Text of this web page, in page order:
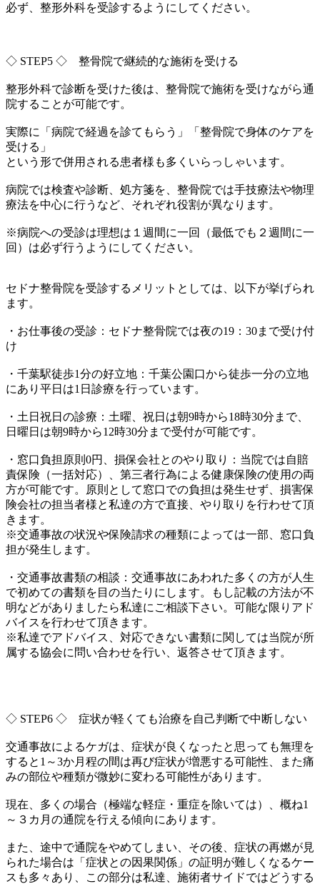
必ず、整形外科を受診するようにしてください。
◇ STEP5 ◇ 整骨院で継続的な施術を受ける
整形外科で診断を受けた後は、 整骨院で施術を受けながら通
院することが可能です。
実際に「病院で経過を診てもらう」「 整骨院で身体のケアを
受ける」
という形で併用される患者様も多くいらっしゃいます。
病院では検査や診断、処方箋を、 整骨院では手技療法や物理
療法を中心に行うなど、 それぞれ役割が異なります。
※病院への受診は理想は１週間に一回（最低でも２週間に一
回） は必ず行うようにしてください。
セドナ整骨院を受診するメリットとしては、以下が挙げられ
ます。
・お仕事後の受診：セドナ整骨院では夜の19：30まで受け付
け
・千葉駅徒歩1分の好立地： 千葉公園口から徒歩一分の立地
にあり平日は1日診療を行っていま す。
・土日祝日の診療：土曜、祝日は朝9時から18時30分まで、
日曜日は朝9時から12時30分まで受付が可能です。
・窓口負担原則0円、損保会社とのやり取り： 当院では自賠
責保険（一括対応）、 第三者行為による健康保険の使用の両
方が可能です。
原則として窓口での負担は発生せず、 損害保
険会社の担当者様と私達の方で直接、 やり取りを行わせて頂
きます。
※交通事故の状況や保険請求の種類によっては一部、 窓口負
担が発生します。
・交通事故書類の相談： 交通事故にあわれた多くの方が人生
で初めての書類を目の当たりに します。
もし記載の方法が不
明などがありましたら私達にご相談下さい。 可能な限りアド
バイスを行わせて頂きます。
※私達でアドバイス、 対応できない書類に関しては当院が所
属する協会に問い合わせを行い、返答させて頂きます。
◇ STEP6 ◇ 症状が軽くても治療を自己判断で中断しない
交通事故によるケガは、 症状が良くなったと思っても無理を
すると1～3か月程の間は再び症状が増悪する可能性、
また痛
みの部位や種類が微妙に変わる可能性があります。
現在、多くの場合（極端な軽症・重症を除いては）、概ね1
～ ３カ月の通院を行える傾向にあります。
また、途中で通院をやめてしまい、その後、 症状の再燃が見
られた場合は「症状との因果関係」 の証明が難しくなるケー
スも多々あり、この部分は私達、 施術者サイドではどうする